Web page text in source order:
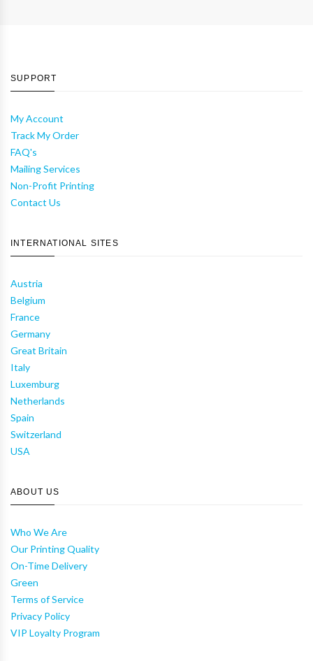
SUPPORT
My Account
Track My Order
FAQ's
Mailing Services
Non-Profit Printing
Contact Us
INTERNATIONAL SITES
Austria
Belgium
France
Germany
Great Britain
Italy
Luxemburg
Netherlands
Spain
Switzerland
USA
ABOUT US
Who We Are
Our Printing Quality
On-Time Delivery
Green
Terms of Service
Privacy Policy
VIP Loyalty Program